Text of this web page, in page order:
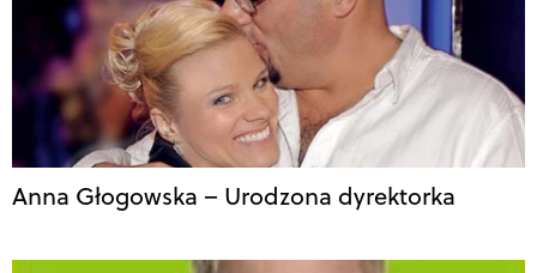
Anna Głogowska – Urodzona dyrektorka